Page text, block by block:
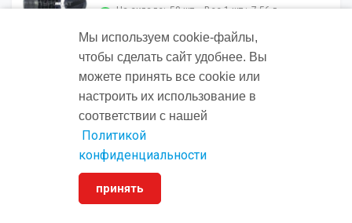
На складе: 50 шт. Вес 1 шт.: 7.56 г
в упаковке: 50 шт.
27,34 ₽/ за 1 шт.
Винт DIN 417 M 12x 20 14H / ГОСТ
1478-93 (50)
На складе: 50 шт. Вес 1 шт.:
г.
Диаметр:
Мы используем cookie‑файлы,
чтобы сделать сайт удобнее. Вы
можете принять все cookie или
настроить их использование в
соответствии с нашей
Политикой
конфиденциальности
принять